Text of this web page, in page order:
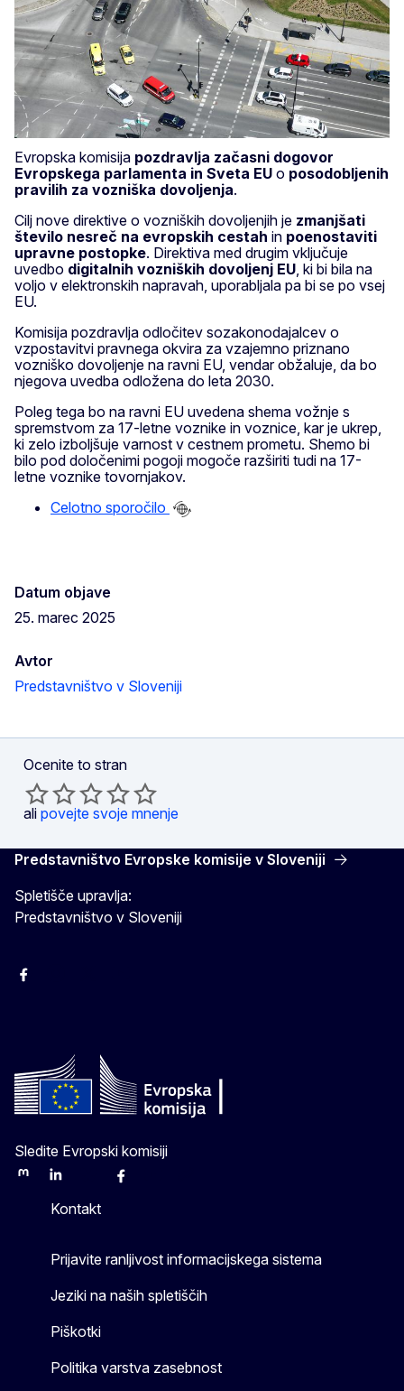
Evropska komisija pozdravlja začasni dogovor
Evropskega parlamenta in Sveta EU o posodobljenih
pravilih za vozniška dovoljenja.
Cilj nove direktive o vozniških dovoljenjih je zmanjšati
število nesreč na evropskih cestah in poenostaviti
upravne postopke. Direktiva med drugim vključuje
uvedbo digitalnih vozniških dovoljenj EU, ki bi bila na
voljo v elektronskih napravah, uporabljala pa bi se po vsej
EU.
Komisija pozdravlja odločitev sozakonodajalcev o
vzpostavitvi pravnega okvira za vzajemno priznano
vozniško dovoljenje na ravni EU, vendar obžaluje, da bo
njegova uvedba odložena do leta 2030.
Poleg tega bo na ravni EU uvedena shema vožnje s
spremstvom za 17-letne voznike in voznice, kar je ukrep,
ki zelo izboljšuje varnost v cestnem prometu. Shemo bi
bilo pod določenimi pogoji mogoče razširiti tudi na 17-
letne voznike tovornjakov.
Celotno sporočilo
Datum objave
25. marec 2025
Avtor
Predstavništvo v Sloveniji
Ocenite to stran
ali povejte svoje mnenje
Predstavništvo Evropske komisije v Sloveniji
Spletišče upravlja:
Predstavništvo v Sloveniji
Facebook
Sledite Evropski komisiji
MastodonLinkedInBlueskyFacebook
Kontakt
Prijavite ranljivost informacijskega sistema
Jeziki na naših spletiščih
Piškotki
Politika varstva zasebnost